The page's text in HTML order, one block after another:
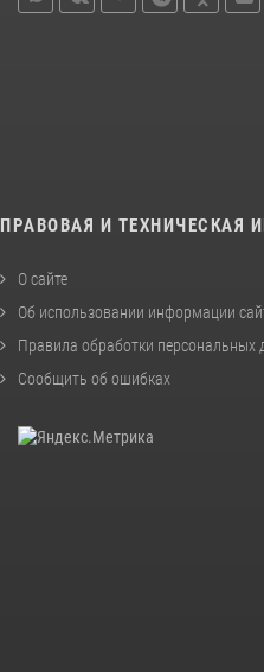
ПРАВОВАЯ И ТЕХНИЧЕСКАЯ
О сайте
Об использовании информации
Правила обработки персональных
Сообщить об ошибках